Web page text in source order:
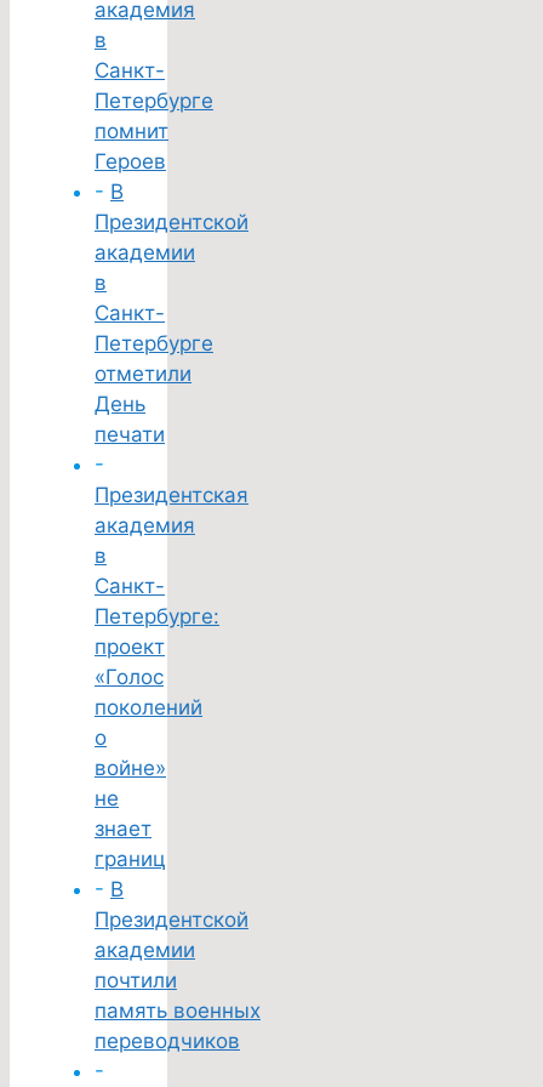
академия
в
Санкт-
Петербурге
помнит
Героев
- В
Президентской
академии
в
Санкт-
Петербурге
отметили
День
печати
-
Президентская
академия
в
Санкт-
Петербурге:
проект
«Голос
поколений
о
войне»
не
знает
границ
- В
Президентской
академии
почтили
память военных
переводчиков
-